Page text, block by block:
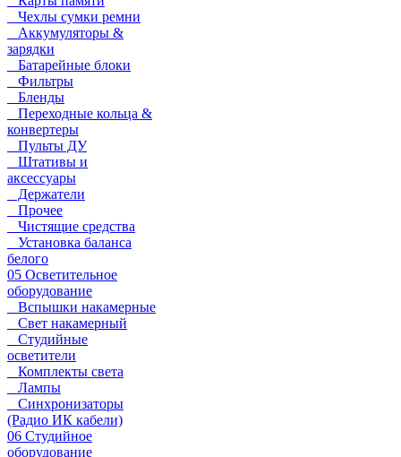
Чехлы сумки ремни
Аккумуляторы &
зарядки
Батарейные блоки
Фильтры
Бленды
Переходные кольца &
конвертеры
Пульты ДУ
Штативы и
аксессуары
Держатели
Прочее
Чистящие средства
Установка баланса
белого
05 Осветительное
оборудование
Вспышки накамерные
Свет накамерный
Студийные
осветители
Комплекты света
Лампы
Синхронизаторы
(Радио ИК кабели)
06 Студийное
оборудование